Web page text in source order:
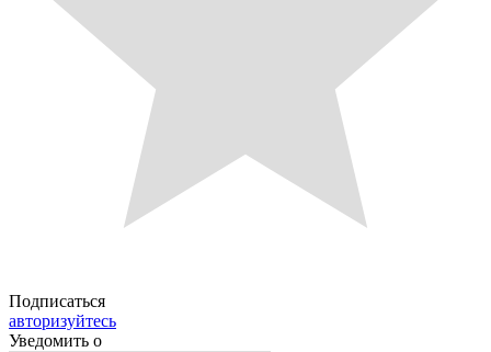
Подписаться
авторизуйтесь
Уведомить о